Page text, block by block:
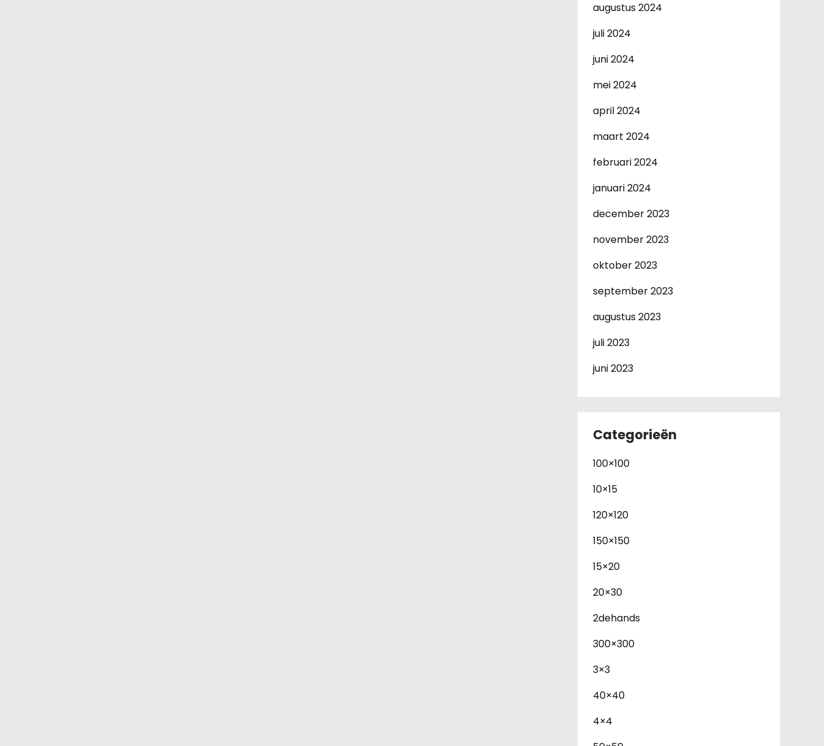
augustus 2024
juli 2024
juni 2024
mei 2024
april 2024
maart 2024
februari 2024
januari 2024
december 2023
november 2023
oktober 2023
september 2023
augustus 2023
juli 2023
juni 2023
Categorieën
100×100
10×15
120×120
150×150
15×20
20×30
2dehands
300×300
3×3
40×40
4×4